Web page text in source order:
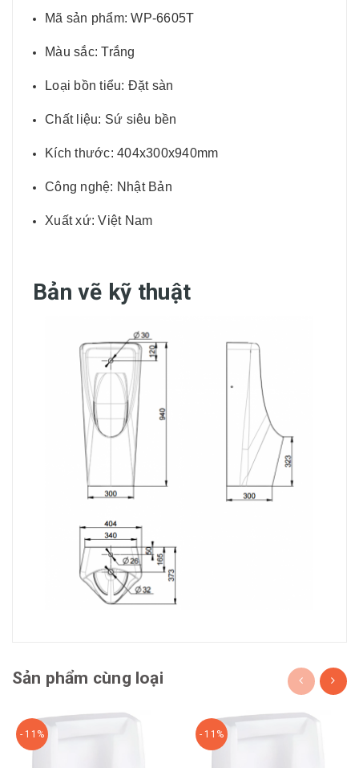
Mã sản phẩm: WP-6605T
Màu sắc: Trắng
Loại bồn tiểu: Đặt sàn
Chất liệu: Sứ siêu bền
Kích thước: 404x300x940mm
Công nghệ: Nhật Bản
Xuất xứ: Việt Nam
Bản vẽ kỹ thuật
Sản phẩm cùng loại
- 11% - 11%